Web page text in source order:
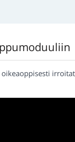
oikeaoppisesti